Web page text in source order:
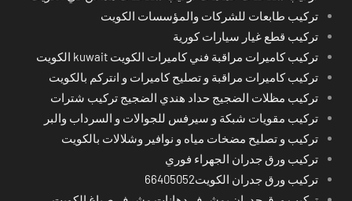
تركيب طابعات للشركات والمؤسسات الكويت
تركيب قطع غيار سيارات كورية
تركيب كاميرات مراقبة فني كاميرات الكويت kuwait الكويت
تركيب كاميرات مراقبة و تصليح كاميرات و انتركم بالكويت
تركيب مظلات الضجيج حداد هندي الضجيج تركيب شترات
تركيب مقويات شبكة و سيرفس للجوالات و السرداب والبر
تركيب و تصليح مضخات مياه و نوافير وشلالات بالكويت
تركيب ورق جدران الجهراء فوري
تركيب ورق جدران الكويت66405052